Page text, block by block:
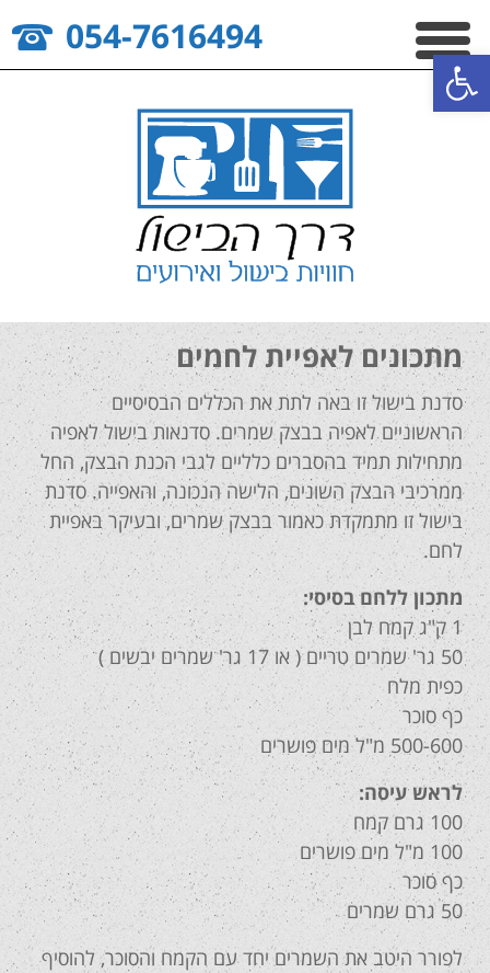
פתח סרגל נגישות
054-7616494
מתכונים לאפיית לחמים
סדנת בישול זו באה לתת את הכללים הבסיסיים
הראשוניים לאפיה בבצק שמרים. סדנאות בישול לאפיה
מתחילות תמיד בהסברים כלליים לגבי הכנת הבצק, החל
ממרכיבי הבצק השונים, הלישה הנכונה, והאפייה. סדנת
בישול זו מתמקדת כאמור בבצק שמרים, ובעיקר באפיית
לחם.
מתכון ללחם בסיסי:
1 ק"ג קמח לבן
50 גר' שמרים טריים ( או 17 גר' שמרים יבשים )
כפית מלח
כף סוכר
500-600 מ"ל מים פושרים
לראש עיסה:
100 גרם קמח
100 מ"ל מים פושרים
כף סוכר
50 גרם שמרים
לפורר היטב את השמרים יחד עם הקמח והסוכר, להוסיף